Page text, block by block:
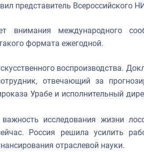
представитель Всероссийского
внимания международного
формата ежегодной.
воспроизводства.
отвечающий за
Урабе и исполнительный
исследования жизни
Россия решила усилить
отраслевой науки.